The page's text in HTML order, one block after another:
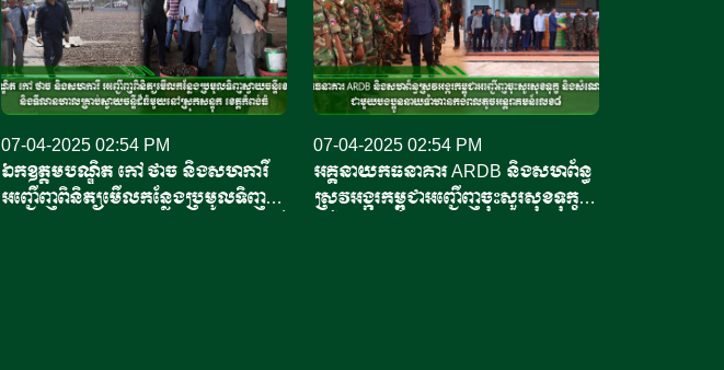
07-04-2025 02:54 PM
ឯកឧត្តមបណ្ឌិត កៅ ថាច និងសហការី
អញ្ជើញពិនិត្យមើលកន្លែងប្រមូលទិញ
07-04-2025 02:54 PM
អគ្គនាយកធនាគារ ARDB និងសហព័ន្ធ
ស្រូវអង្ករកម្ពុជាអញ្ជើញចុះសួរសុខទុក្ខ